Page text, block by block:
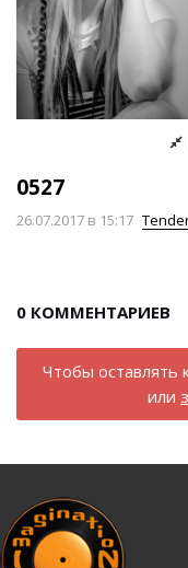
0527
26.07.2017 в 15:17
0 КОММЕНТАРИЕВ
Чтобы оставлять
или